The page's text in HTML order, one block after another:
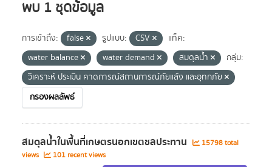
พบ 1 ชุดข้อมูล
การเข้าถึง: false รูปแบบ: CSV
แท็ค:
water balance
water demand สมดุลน้ำ
กลุ่ม:
วิเคราะห์ ประเมิน คาดการณ์สถานการณ์ภัยแล้ง และอุทกภัย
กรองผลลัพธ์
สมดุลน้ำในพื้นที่เกษตรนอกเขตชลประทาน
15798 total
views
101 recent views